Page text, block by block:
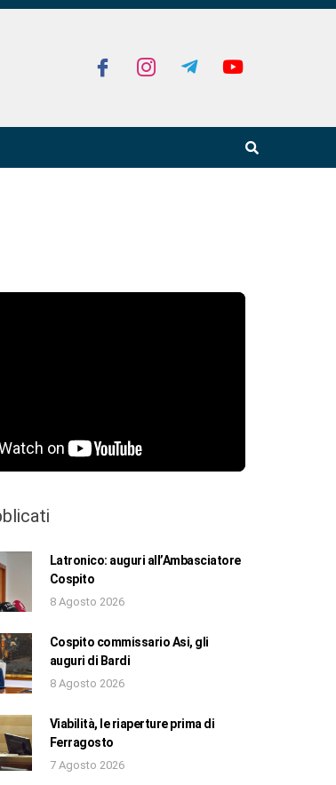
Latronico: auguri all’Ambasciatore
Cospito
8 Agosto 2026
Cospito commissario Asi, gli
auguri di Bardi
8 Agosto 2026
Viabilità, le riaperture prima di
Ferragosto
7 Agosto 2026